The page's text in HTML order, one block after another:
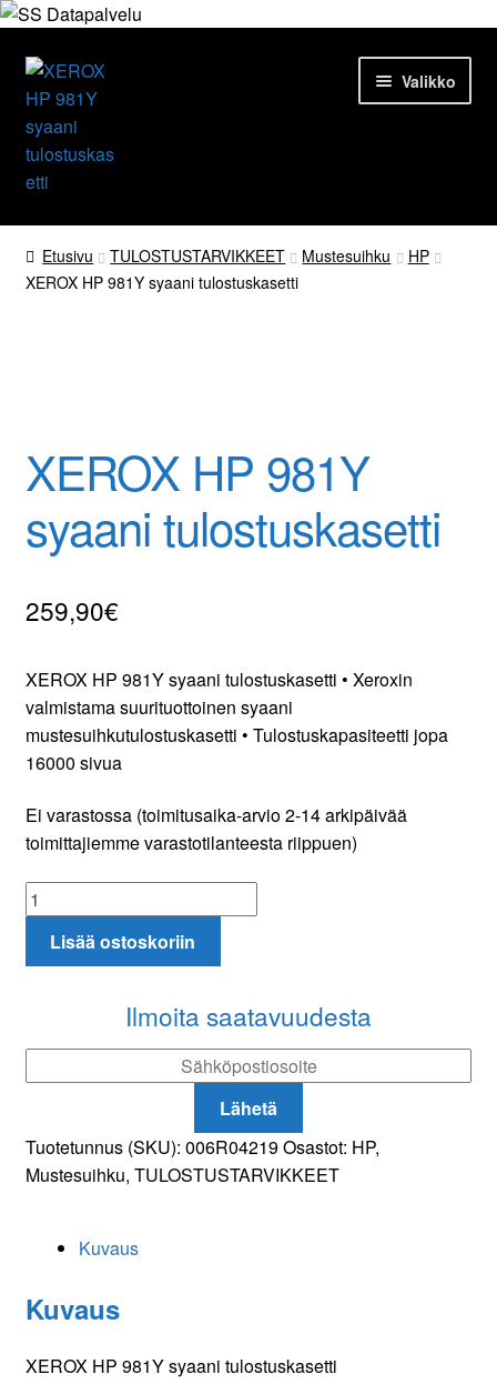
Siirry
navigointiin
Siirry
sisältöön
Valikko
Etusivu
Tuotteet
Yrityksestä
Yhteydenotto
Etusivu TULOSTUSTARVIKKEET Mustesuihku
HP
XEROX HP 981Y syaani tulostuskasetti
XEROX HP 981Y
syaani tulostuskasetti
259,90€
XEROX HP 981Y syaani tulostuskasetti • Xeroxin
valmistama suurituottoinen syaani
mustesuihkutulostuskasetti • Tulostuskapasiteetti jopa
16000 sivua
Ei varastossa (toimitusaika-arvio 2-14 arkipäivää
toimittajiemme varastotilanteesta riippuen)
XEROX
HP
981Y
tulostuskasetti
Lisää ostoskoriin
Ilmoita saatavuudesta
Lähetä
Tuotetunnus (SKU): 006R04219Osastot: HP,
Mustesuihku, TULOSTUSTARVIKKEET
Kuvaus
Kuvaus
XEROX HP 981Y syaani tulostuskasetti